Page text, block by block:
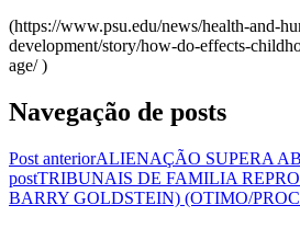
(https://www.psu.edu/news/health-and-
development/story/how-do-effects-
age/ )
Navegação de posts
Post anteriorALIENAÇÃO SUPERA
postTRIBUNAIS DE FAMILIA
BARRY GOLDSTEIN) (OTIMO/